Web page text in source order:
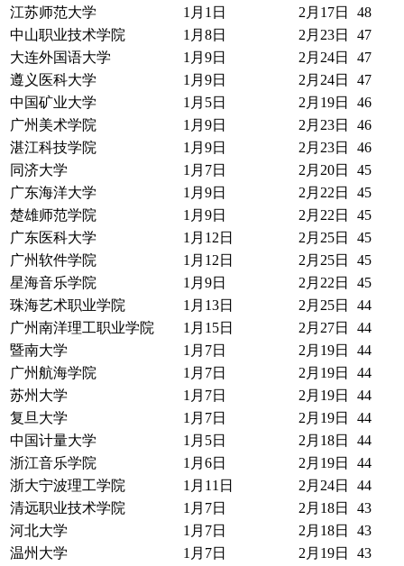
江苏师范大学
1月1日 2月17日
48
中山职业技术学院
1月8日 2月23日
47
大连外国语大学
1月9日 2月24日
47
遵义医科大学
1月9日 2月24日
47
中国矿业大学
1月5日 2月19日
46
广州美术学院
1月9日 2月23日
46
湛江科技学院
1月9日 2月23日
46
同济大学
1月7日 2月20日
45
广东海洋大学
1月9日 2月22日
45
楚雄师范学院
1月9日 2月22日
45
广东医科大学
1月12日 2月25日
45
广州软件学院
1月12日 2月25日
45
星海音乐学院
1月9日 2月22日
45
珠海艺术职业学院
1月13日 2月25日
44
广州南洋理工职业学院
1月15日 2月27日
44
暨南大学
1月7日 2月19日
44
广州航海学院
1月7日 2月19日
44
苏州大学
1月7日 2月19日
44
复旦大学
1月7日 2月19日
44
中国计量大学
1月5日 2月18日
44
浙江音乐学院
1月6日 2月19日
44
浙大宁波理工学院
1月11日 2月24日
44
清远职业技术学院
1月7日 2月18日
43
河北大学
1月7日 2月18日
43
温州大学
1月7日 2月19日
43